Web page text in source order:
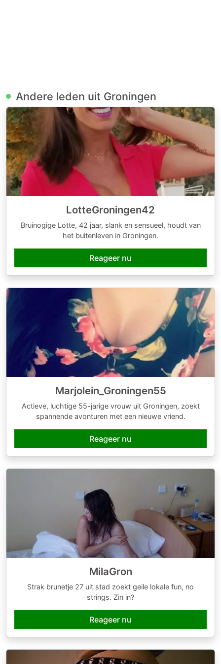
Andere leden uit Groningen
LotteGroningen42
Bruinogige Lotte, 42 jaar, slank en sensueel, houdt van
het buitenleven in Groningen.
Reageer nu
Marjolein_Groningen55
Actieve, luchtige 55-jarige vrouw uit Groningen, zoekt
spannende avonturen met een nieuwe vriend.
Reageer nu
MilaGron
Strak brunetje 27 uit stad zoekt geile lokale fun, no
strings. Zin in?
Reageer nu